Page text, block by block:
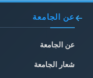
عن الجامعة
عن الجامعة
شعار الجامعة